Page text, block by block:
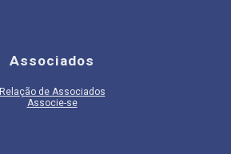
Associados
Relação de Associados
Associe-se